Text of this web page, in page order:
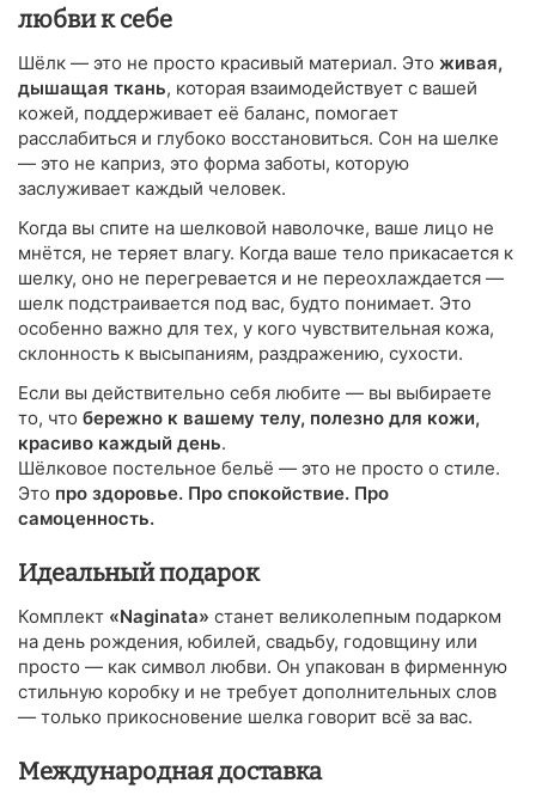
любви к себе
Шёлк — это не просто красивый материал. Это живая,
дышащая ткань, которая взаимодействует с вашей
кожей, поддерживает её баланс, помогает
расслабиться и глубоко восстановиться. Сон на шелке
— это не каприз, это форма заботы, которую
заслуживает каждый человек.
Когда вы спите на шелковой наволочке, ваше лицо не
мнётся, не теряет влагу. Когда ваше тело прикасается к
шелку, оно не перегревается и не переохлаждается —
шелк подстраивается под вас, будто понимает. Это
особенно важно для тех, у кого чувствительная кожа,
склонность к высыпаниям, раздражению, сухости.
Если вы действительно себя любите — вы выбираете
то, что бережно к вашему телу, полезно для кожи,
красиво каждый день.
Шёлковое постельное бельё — это не просто о стиле.
Это про здоровье. Про спокойствие. Про
самоценность.
Идеальный подарок
Комплект «Naginata» станет великолепным подарком
на день рождения, юбилей, свадьбу, годовщину или
просто — как символ любви. Он упакован в фирменную
стильную коробку и не требует дополнительных слов
— только прикосновение шелка говорит всё за вас.
Международная доставка